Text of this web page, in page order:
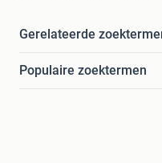
Gerelateerde
Populaire zoektermen